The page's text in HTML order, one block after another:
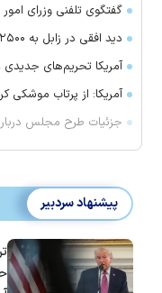
گفتگوی تلفنی وزرای
دید افقی در زابل به ۲۵۰۰ متر کاهش یافت
آمریکا تحریم‌های جدیدی
آمریکا: از پرتاب
جزئیات طرح مجلس
پیشنهاد سردبیر